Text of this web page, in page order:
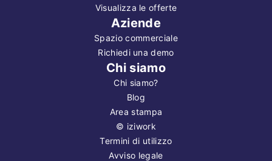
Visualizza le offerte
Aziende
Spazio commerciale
Richiedi una demo
Chi siamo
Chi siamo?
Blog
Area stampa
© iziwork
Termini di utilizzo
Avviso legale